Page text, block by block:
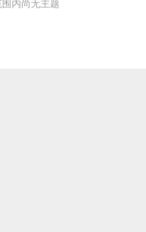
内尚无主题